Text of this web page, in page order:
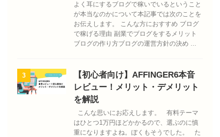
よく耳にするブログで稼いでいるということ
が本当なのかについて本記事では次のことを
お伝えします。 こんな方におすすめ ブログ
で稼げる理由 副業でブログをするメリット
ブログの作り方ブログの運営方針の決め ...
3
【初心者向け】AFFINGER6本音
レビュー！メリット・デメリット
を解説
こんな思いにお応えします。 有料テーマ
はひとつ1万円ほどかかるので、選ぶのに慎
重になりますよね。ぼくもそうでした。 た